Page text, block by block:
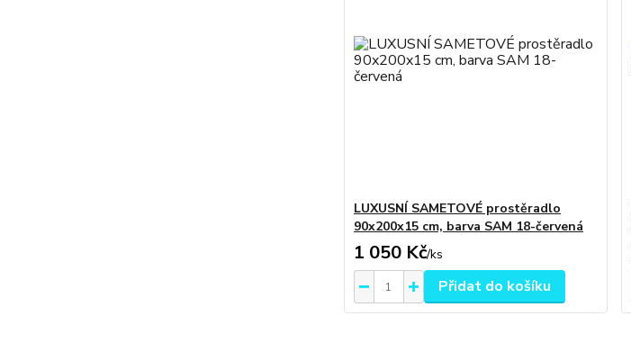
LUXUSNÍ SAMETOVÉ prostěradlo
90x200x15 cm, barva SAM 18-červená
1 050 Kč/ks
Přidat do košíku